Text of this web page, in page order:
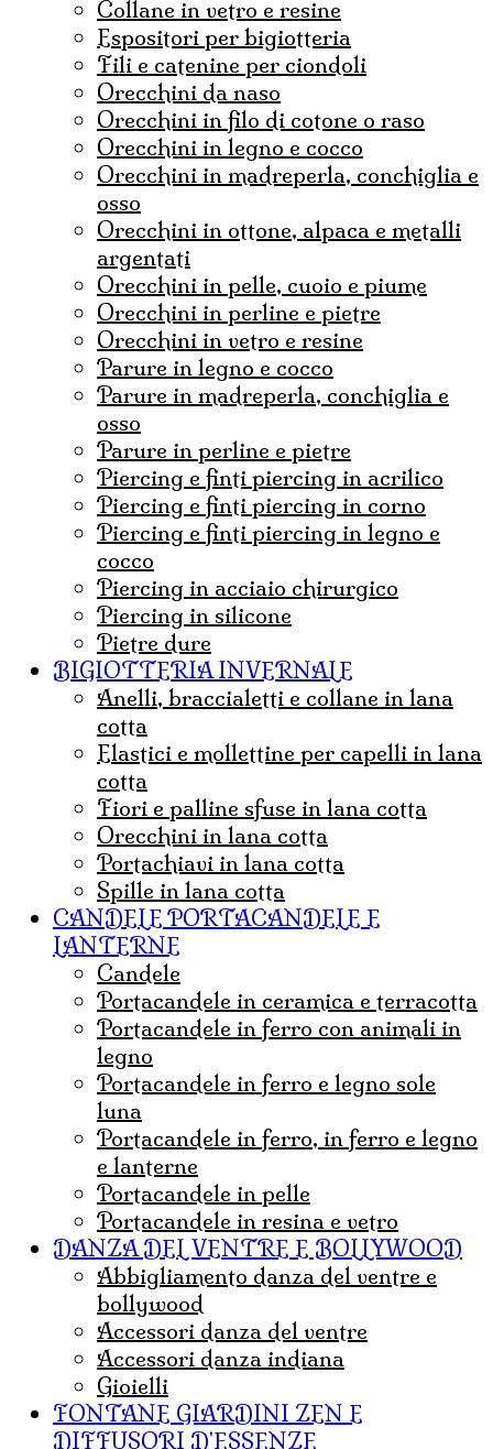
collane in vetro e resine
espositori per bigiotteria
fili e catenine per ciondoli
Orecchini da naso
orecchini in filo di cotone o raso
orecchini in legno e cocco
orecchini in madreperla, conchiglia e
osso
orecchini in ottone, alpaca e metalli
argentati
orecchini in pelle, cuoio e piume
orecchini in perline e pietre
orecchini in vetro e resine
parure in legno e cocco
parure in madreperla, conchiglia e
osso
parure in perline e pietre
Piercing e finti piercing in acrilico
piercing e finti piercing in corno
piercing e finti piercing in legno e
cocco
Piercing in acciaio chirurgico
Piercing in silicone
Pietre dure
BIGIOTTERIA INVERNALE
Anelli, braccialetti e collane in lana
cotta
Elastici e mollettine per capelli in lana
cotta
Fiori e palline sfuse in lana cotta
Orecchini in lana cotta
Portachiavi in lana cotta
Spille in lana cotta
CANDELE PORTACANDELE E
LANTERNE
candele
portacandele in ceramica e terracotta
portacandele in ferro con animali in
legno
portacandele in ferro e legno sole
luna
portacandele in ferro, in ferro e legno
e lanterne
portacandele in pelle
portacandele in resina e vetro
DANZA DEL VENTRE E BOLLYWOOD
abbigliamento danza del ventre e
bollywood
accessori danza del ventre
accessori danza indiana
Gioielli
FONTANE GIARDINI ZEN E
DIFFUSORI D'ESSENZE